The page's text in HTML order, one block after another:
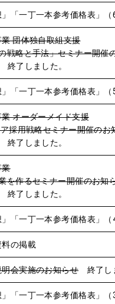
「一丁一本参考価格表」（
団体独自取組支援
戦略と手法」セミナー開催
了しました。
「一丁一本参考価格表」（
オーダーメイド支援
採用戦略セミナー開催のお
了しました。
業
を作るセミナー開催のお知
了しました。
「一丁一本参考価格表」（
料の掲載
会実施のお知らせ 終了し
「一丁一本参考価格表」（